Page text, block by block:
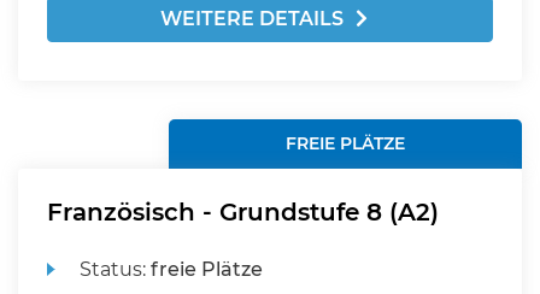
WEITERE DETAILS
FREIE PLÄTZE
Französisch - Grundstufe 8 (A2)
Status:freie Plätze